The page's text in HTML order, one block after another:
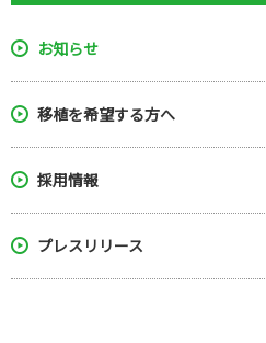
お知らせ
移植を希望する方へ
採用情報
プレスリリース